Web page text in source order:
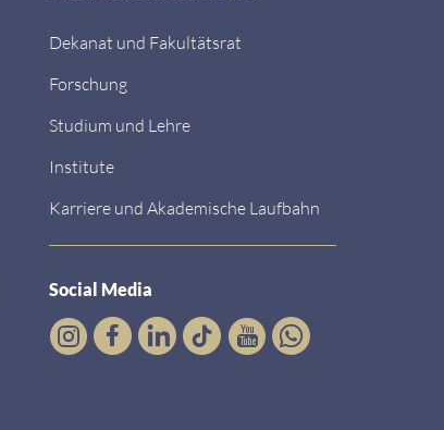
Dekanat und Fakultätsrat
Forschung
Studium und Lehre
Institute
Karriere und Akademische Laufbahn
Social Media